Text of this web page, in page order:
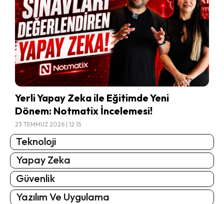
Yerli Yapay Zeka ile Eğitimde Yeni
Dönem: Notmatix İncelemesi!
23 TEMMUZ 2026 | 12:15
Teknoloji
Yapay Zeka
Güvenlik
Yazılım Ve Uygulama